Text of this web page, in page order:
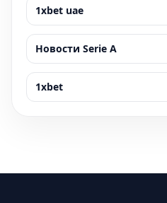
1xbet uae
Новости Serie A
1xbet